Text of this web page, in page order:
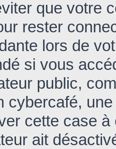
que votre
rester
lors de
si vous
public,
cybercafé,
cette case à
ait